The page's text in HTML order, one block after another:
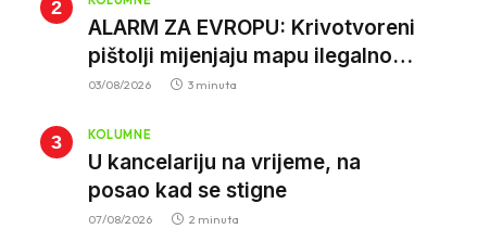
ALARM ZA EVROPU: Krivotvoreni
pištolji mijenjaju mapu ilegalnog
tržišta, istrage ukazuju na
03/08/2026 3 minuta
KOLUMNE
U kancelariju na vrijeme, na
posao kad se stigne
07/08/2026 2 minuta